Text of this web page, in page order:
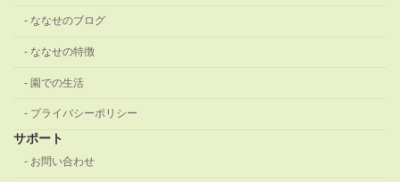
ななせのブログ
ななせの特徴
園での生活
プライバシーポリシー
サポート
お問い合わせ